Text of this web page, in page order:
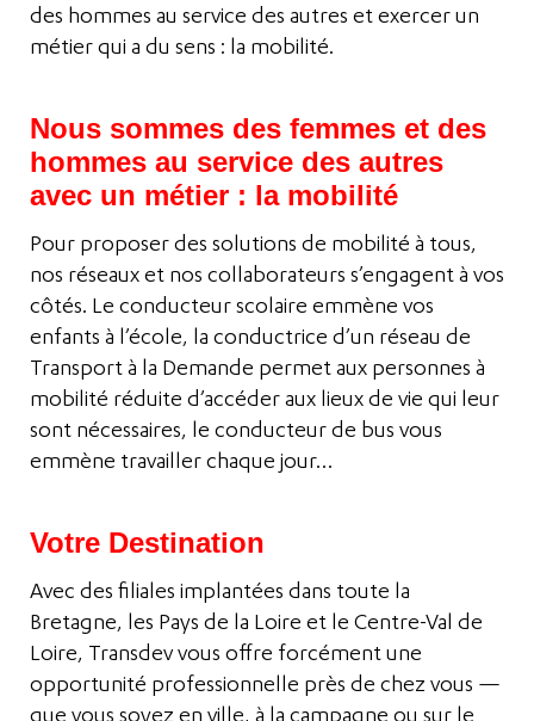
des hommes au service des autres et exercer un
métier qui a du sens : la mobilité.
Nous sommes des femmes et des
hommes au service des autres
avec un métier : la mobilité
Pour proposer des solutions de mobilité à tous,
nos réseaux et nos collaborateurs s’engagent à vos
côtés. Le conducteur scolaire emmène vos
enfants à l’école, la conductrice d’un réseau de
Transport à la Demande permet aux personnes à
mobilité réduite d’accéder aux lieux de vie qui leur
sont nécessaires, le conducteur de bus vous
emmène travailler chaque jour…
Votre Destination
Avec des filiales implantées dans toute la
Bretagne, les Pays de la Loire et le Centre-Val de
Loire, Transdev vous offre forcément une
opportunité professionnelle près de chez vous —